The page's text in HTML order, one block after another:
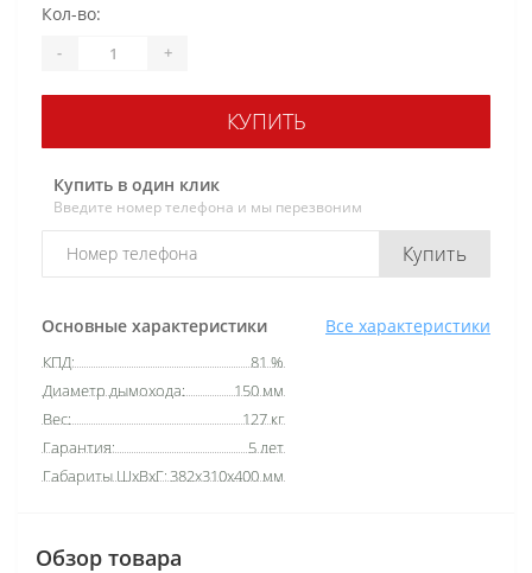
Основные характеристики Все характеристики
КПД:
81 %
Диаметр дымохода:
150 мм
Вес:
127 кг
Гарантия:
5 лет
Габариты ШхВхГ:382x310x400 мм
Кол-во:
- +
КУПИТЬ
Купить в один клик
Введите номер телефона и мы перезвоним
Купить
Обзор товара